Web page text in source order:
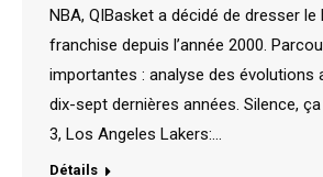
NBA, QIBasket a décidé de dresser le
franchise depuis l’année 2000.
importantes : analyse des évolutions
dix-sept dernières années. Silence,
3, Los Angeles Lakers:…
Détails